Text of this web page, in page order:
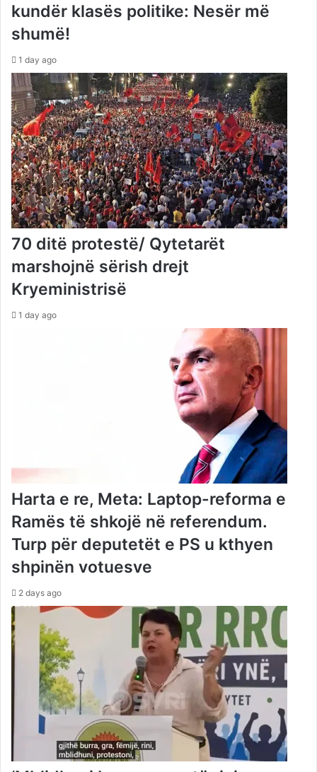
kundër klasës politike: Nesër më
shumë!
1 day ago
70 ditë protestë/ Qytetarët
marshojnë sërish drejt
Kryeministrisë
1 day ago
Harta e re, Meta: Laptop-reforma e
Ramës të shkojë në referendum.
Turp për deputetët e PS u kthyen
shpinën votuesve
2 days ago